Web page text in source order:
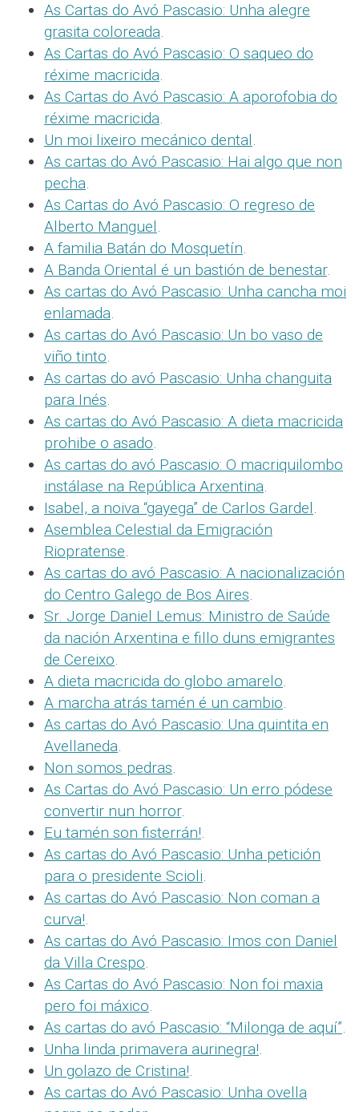
As Cartas do Avó Pascasio: Unha alegre
grasita coloreada.
As Cartas do Avó Pascasio: O saqueo do
réxime macricida.
As Cartas do Avó Pascasio: A aporofobia do
réxime macricida.
Un moi lixeiro mecánico dental.
As cartas do Avó Pascasio: Hai algo que non
pecha.
As Cartas do Avó Pascasio: O regreso de
Alberto Manguel.
A familia Batán do Mosquetín.
A Banda Oriental é un bastión de benestar.
As cartas do Avó Pascasio: Unha cancha moi
enlamada.
As cartas do Avó Pascasio: Un bo vaso de
viño tinto.
As cartas do avó Pascasio: Unha changuita
para Inés.
As cartas do Avó Pascasio: A dieta macricida
prohibe o asado.
As cartas do avó Pascasio: O macriquilombo
instálase na República Arxentina.
Isabel, a noiva “gayega” de Carlos Gardel.
Asemblea Celestial da Emigración
Riopratense.
As cartas do avó Pascasio: A nacionalización
do Centro Galego de Bos Aires.
Sr. Jorge Daniel Lemus: Ministro de Saúde
da nación Arxentina e fillo duns emigrantes
de Cereixo.
A dieta macricida do globo amarelo.
A marcha atrás tamén é un cambio.
As cartas do Avó Pascasio: Una quintita en
Avellaneda.
Non somos pedras.
As Cartas do Avó Pascasio: Un erro pódese
convertir nun horror.
Eu tamén son fisterrán!.
As cartas do Avó Pascasio: Unha petición
para o presidente Scioli.
As cartas do Avó Pascasio: Non coman a
curva!.
As cartas do Avó Pascasio: Imos con Daniel
da Villa Crespo.
As Cartas do Avó Pascasio: Non foi maxia
pero foi máxico.
As cartas do avó Pascasio: “Milonga de aquí”.
Unha linda primavera aurinegra!.
Un golazo de Cristina!.
As cartas do Avó Pascasio: Unha ovella